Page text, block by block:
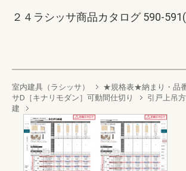
２４ラシッサ商品カタログ 590-
室内建具（ラシッサ） ★規格表★納まり・品
サD［キナリモダン］可動間仕切り
引戸上吊
建